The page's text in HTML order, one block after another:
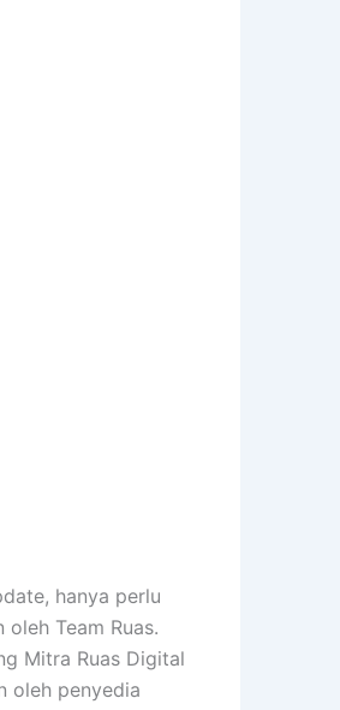
hanya perlu
Team Ruas.
Mitra Ruas Digital
oleh penyedia